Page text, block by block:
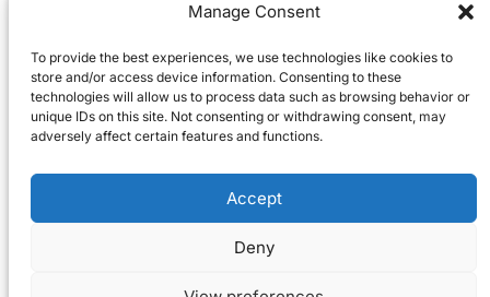
Manage Consent
To provide the best experiences, we use technologies like cookies to
store and/or access device information. Consenting to these
technologies will allow us to process data such as browsing behavior or
unique IDs on this site. Not consenting or withdrawing consent, may
adversely affect certain features and functions.
Accept
Deny